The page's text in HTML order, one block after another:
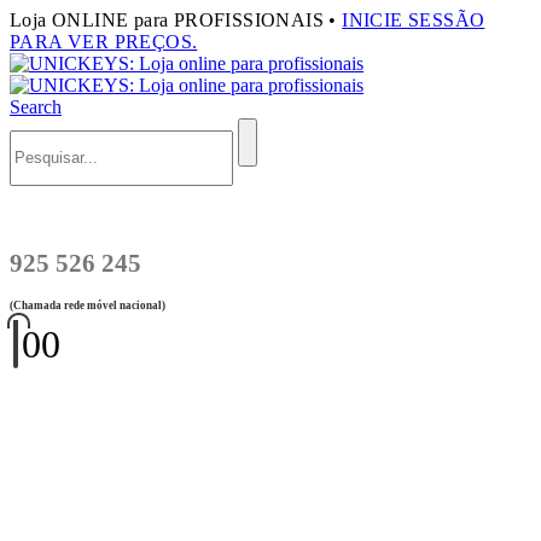
Loja ONLINE para PROFISSIONAIS •INICIE SESSÃO
PARA VER PREÇOS.
Search
925 526 245
(Chamada rede móvel nacional)
00